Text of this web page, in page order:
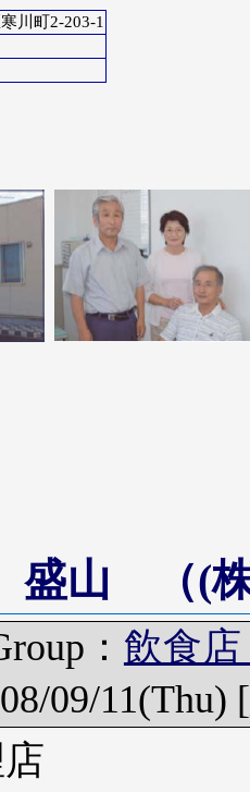
川町2-203-1
山 （(株
： 飲食
09/11(Thu) [